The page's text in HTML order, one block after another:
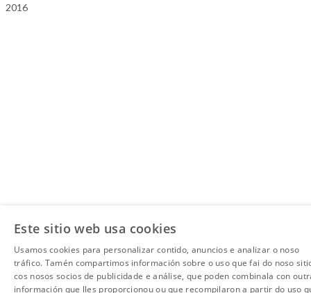
2016
Este sitio web usa cookies
Usamos cookies para personalizar contido, anuncios e analizar o noso
tráfico. Tamén compartimos información sobre o uso que fai do noso
cos nosos socios de publicidade e análise, que poden combinala con
información que lles proporcionou ou que recompilaron a partir do uso